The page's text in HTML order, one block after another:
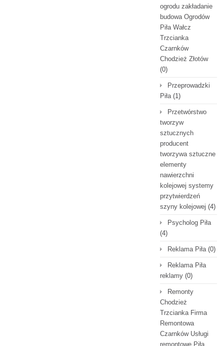
ogrodu zakładanie
budowa Ogrodów
Piła Wałcz
Trzcianka
Czarnków
Chodzież Złotów
(0)
Przeprowadzki
Piła(1)
Przetwórstwo
tworzyw
sztucznych
producent
tworzywa sztuczne
elementy
nawierzchni
kolejowej systemy
przytwierdzeń
szyny kolejowej (4)
Psycholog Piła
(4)
Reklama Piła(0)
Reklama Piła
reklamy (0)
Remonty
Chodzież
Trzcianka Firma
Remontowa
Czarnków Usługi
remontowe Piła